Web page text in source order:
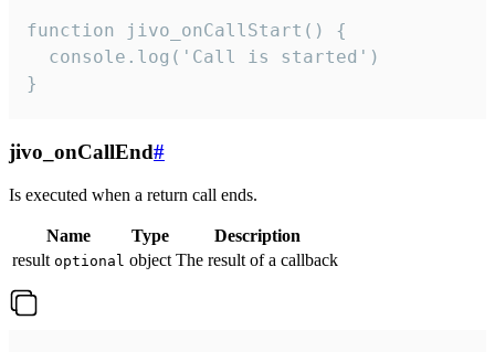
function jivo_onCallStart() {
  console.log('Call is started')
}
jivo_onCallEnd#
Is executed when a return call ends.
Name Type
Description
result optional object The result of a callback